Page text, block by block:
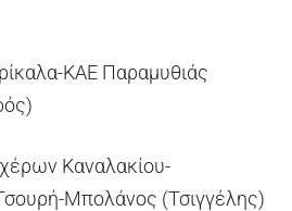
ΚΑΕ Παραμυθιάς
Καναλακίου-
Μπολάνος (Τσιγγέλης)